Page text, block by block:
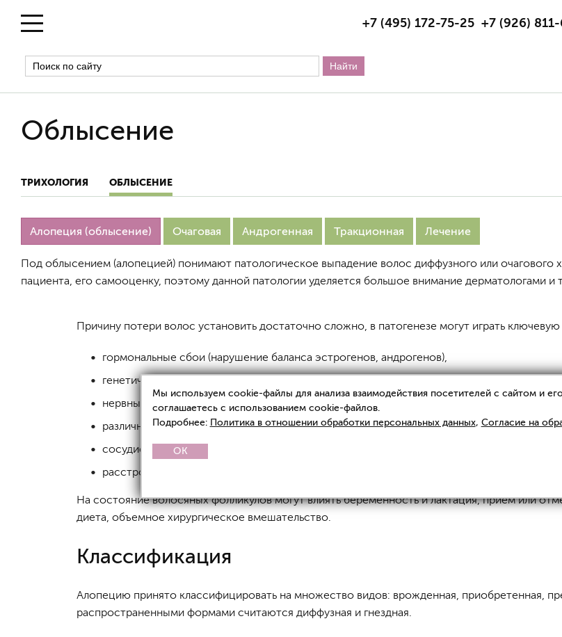
+7 (495) 172-75-25 +7 (926)
Облысение
ТРИХОЛОГИЯ ОБЛЫСЕНИЕ
Алопеция (облысение) Очаговая Андрогенная Тракционная Лечение
Под облысением (алопецией) понимают патологическое выпадение волос диффузного или очагового
пациента, его самооценку, поэтому данной патологии уделяется большое внимание дерматологами и
Причину потери волос установить достаточно сложно, в патогенезе могут играть
гормональные сбои (нарушение баланса эстрогенов, андрогенов),
генетическая предрасположенность,
нервные срывы, стрессы и длительные депрессии,
различные виды интоксикаций,
сосудистые нарушения,
расстройства ЖКТ.
На состояние волосяных фолликулов могут влиять беременность и лактация, прием или
диета, объемное хирургическое вмешательство.
Классификация
Алопецию принято классифицировать на множество видов: врожденная, приобретенная,
распространенными формами считаются диффузная и гнездная.
Мы используем cookie-файлы для анализа взаимодействия посетителей с сайтом и
соглашаетесь с использованием cookie-файлов.
Подробнее: Политика в отношении обработки персональных данных, Согласие на
OK